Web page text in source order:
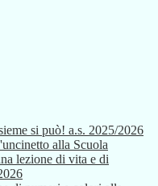
si può! a.s. 2025/2026
alla Scuola
lezione di vita e di